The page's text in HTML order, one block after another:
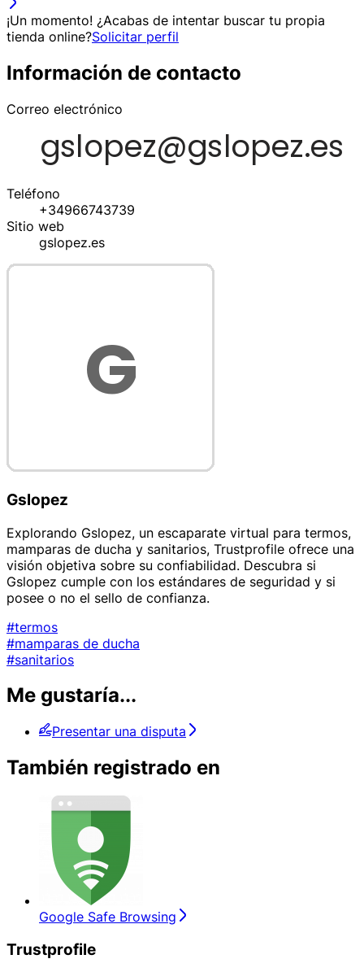
¡Un momento! ¿Acabas de intentar buscar tu propia
tienda online?Solicitar perfil
Información de contacto
Correo electrónico
Teléfono
+34966743739
Sitio web
gslopez.es
Gslopez
Explorando Gslopez, un escaparate virtual para termos,
mamparas de ducha y sanitarios, Trustprofile ofrece una
visión objetiva sobre su confiabilidad. Descubra si
Gslopez cumple con los estándares de seguridad y si
posee o no el sello de confianza.
#termos
#mamparas de ducha
#sanitarios
Me gustaría...
Presentar una disputa
También registrado en
Google Safe Browsing
Trustprofile